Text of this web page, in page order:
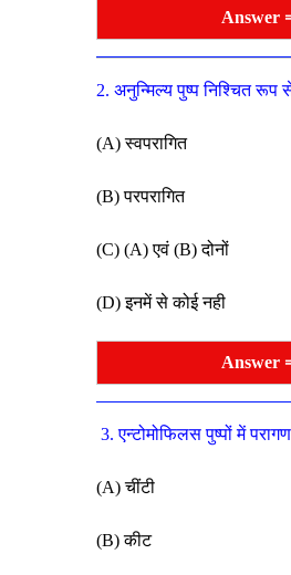
Answer
2. अनुन्मिल्य पुष्प निश्चित रूप
(A) स्वपरागित
(B) परपरागित
(C) (A) एवं (B) दोनों
(D) इनमें से कोई नही
Answer
3. एन्टोमोफिलस पुष्पों में
(A) चींटी
(B) कीट